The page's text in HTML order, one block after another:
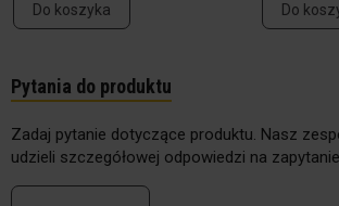
Do koszyka Do
Pytania do produktu
Zadaj pytanie dotyczące produktu. Nasz
udzieli szczegółowej odpowiedzi na